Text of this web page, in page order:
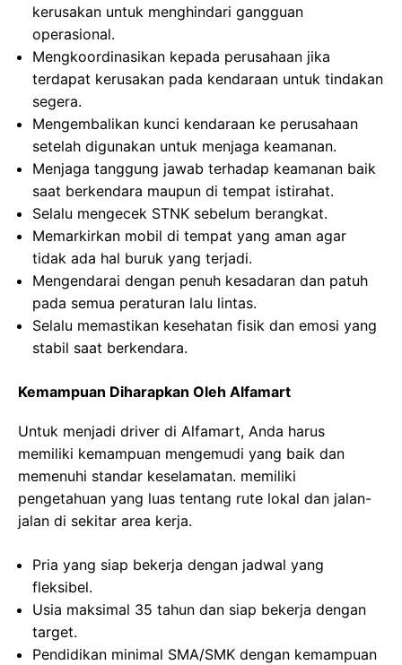
kerusakan untuk menghindari gangguan
operasional.
Mengkoordinasikan kepada perusahaan jika
terdapat kerusakan pada kendaraan untuk tindakan
segera.
Mengembalikan kunci kendaraan ke perusahaan
setelah digunakan untuk menjaga keamanan.
Menjaga tanggung jawab terhadap keamanan baik
saat berkendara maupun di tempat istirahat.
Selalu mengecek STNK sebelum berangkat.
Memarkirkan mobil di tempat yang aman agar
tidak ada hal buruk yang terjadi.
Mengendarai dengan penuh kesadaran dan patuh
pada semua peraturan lalu lintas.
Selalu memastikan kesehatan fisik dan emosi yang
stabil saat berkendara.
Kemampuan Diharapkan Oleh Alfamart
Untuk menjadi driver di Alfamart, Anda harus
memiliki kemampuan mengemudi yang baik dan
memenuhi standar keselamatan. memiliki
pengetahuan yang luas tentang rute lokal dan jalan-
jalan di sekitar area kerja.
Pria yang siap bekerja dengan jadwal yang
fleksibel.
Usia maksimal 35 tahun dan siap bekerja dengan
target.
Pendidikan minimal SMA/SMK dengan kemampuan